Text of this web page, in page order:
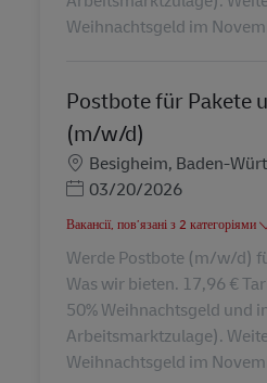
Weihnachtsgeld im
Postbote für Pakete
(m/w/d)
Місцезнаходження
Besigheim, Baden-
Posted Date
03/20/2026
Вакансії, пов’язані з 2 категоріями
Werde Postbote (m/w/d)
Was wir bieten. 17,96 €
50% Weihnachtsgeld und
Arbeitsmarktzulage).
Weihnachtsgeld im